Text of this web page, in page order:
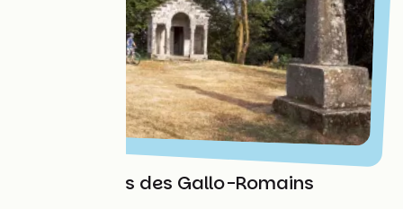
Sur les traces des Gallo-Romains